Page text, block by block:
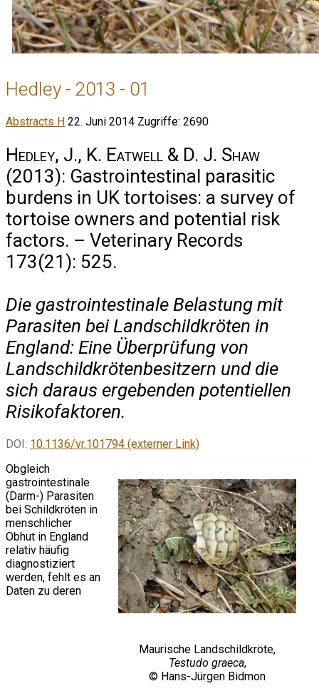
Hedley - 2013 - 01
Abstracts H 22. Juni 2014 Zugriffe: 2690
Hedley, J., K. Eatwell & D. J. Shaw
(2013): Gastrointestinal parasitic
burdens in UK tortoises: a survey of
tortoise owners and potential risk
factors. – Veterinary Records
173(21): 525.
Die gastrointestinale Belastung mit
Parasiten bei Landschildkröten in
England: Eine Überprüfung von
Landschildkrötenbesitzern und die
sich daraus ergebenden potentiellen
Risikofaktoren.
DOI: 10.1136/vr.101794 (externer Link)
Maurische Landschildkröte,
Testudo graeca,
© Hans-Jürgen Bidmon
Obgleich
gastrointestinale
(Darm-) Parasiten
bei Schildkröten in
menschlicher
Obhut in England
relativ häufig
diagnostiziert
werden, fehlt es an
Daten zu deren